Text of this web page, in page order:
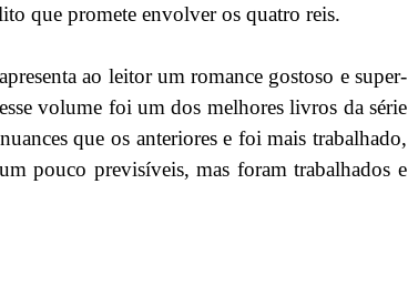
que promete envolver os quatro reis.
ao leitor um romance gostoso e super-
volume foi um dos melhores livros da série
que os anteriores e foi mais trabalhado,
pouco previsíveis, mas foram trabalhados e